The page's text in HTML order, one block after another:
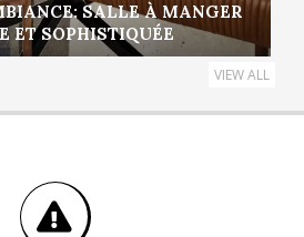
SALLE À MANGER
ET SOPHISTIQUÉE
VIEW ALL